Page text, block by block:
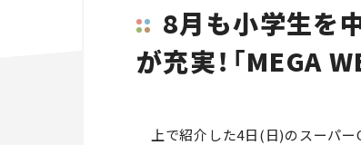
8月も小学生を
が充実！「MEGA
上で紹介した4日(日)のスーパー